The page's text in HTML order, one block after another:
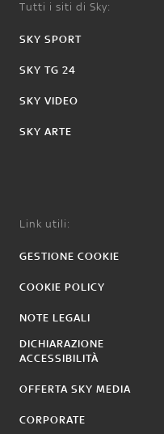
Tutti i siti di Sky:
SKY SPORT
SKY TG 24
SKY VIDEO
SKY ARTE
Link utili:
GESTIONE COOKIE
COOKIE POLICY
NOTE LEGALI
DICHIARAZIONE
ACCESSIBILITÀ
OFFERTA SKY MEDIA
CORPORATE